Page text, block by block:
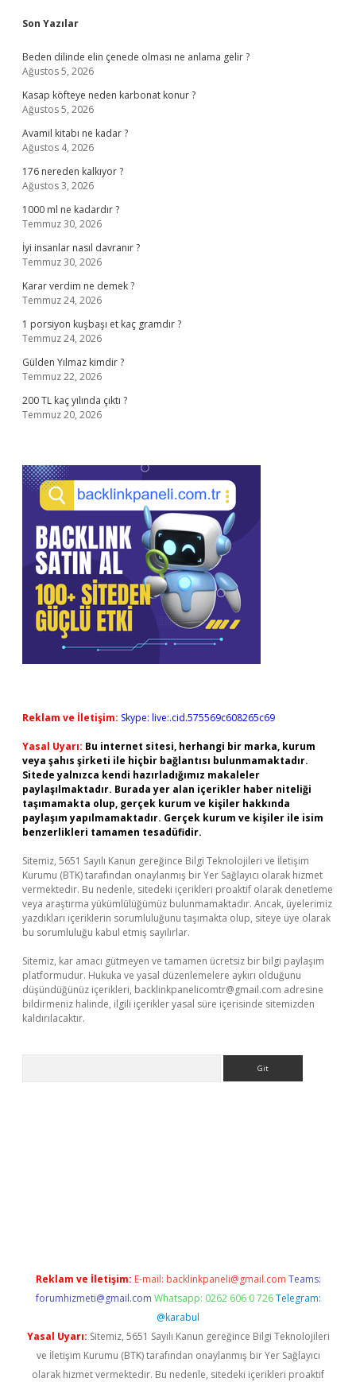
Sidebar
Son Yazılar
Beden dilinde elin çenede olması ne anlama gelir ?
Ağustos 5, 2026
Kasap köfteye neden karbonat konur ?
Ağustos 5, 2026
Avamil kitabı ne kadar ?
Ağustos 4, 2026
176 nereden kalkıyor ?
Ağustos 3, 2026
1000 ml ne kadardır ?
Temmuz 30, 2026
İyi insanlar nasıl davranır ?
Temmuz 30, 2026
Karar verdim ne demek ?
Temmuz 24, 2026
1 porsiyon kuşbaşı et kaç gramdır ?
Temmuz 24, 2026
Gülden Yılmaz kimdir ?
Temmuz 22, 2026
200 TL kaç yılında çıktı ?
Temmuz 20, 2026
Reklam ve İletişim: Skype: live:.cid.575569c608265c69
Yasal Uyarı: Bu internet sitesi, herhangi bir marka, kurum
veya şahıs şirketi ile hiçbir bağlantısı bulunmamaktadır.
Sitede yalnızca kendi hazırladığımız makaleler
paylaşılmaktadır. Burada yer alan içerikler haber niteliği
taşımamakta olup, gerçek kurum ve kişiler hakkında
paylaşım yapılmamaktadır. Gerçek kurum ve kişiler ile isim
benzerlikleri tamamen tesadüfidir.
Sitemiz, 5651 Sayılı Kanun gereğince Bilgi Teknolojileri ve İletişim
Kurumu (BTK) tarafından onaylanmış bir Yer Sağlayıcı olarak hizmet
vermektedir. Bu nedenle, sitedeki içerikleri proaktif olarak denetleme
veya araştırma yükümlülüğümüz bulunmamaktadır. Ancak, üyelerimiz
yazdıkları içeriklerin sorumluluğunu taşımakta olup, siteye üye olarak
bu sorumluluğu kabul etmiş sayılırlar.
Sitemiz, kar amacı gütmeyen ve tamamen ücretsiz bir bilgi paylaşım
platformudur. Hukuka ve yasal düzenlemelere aykırı olduğunu
düşündüğünüz içerikleri, backlinkpanelicomtr@gmail.com adresine
bildirmeniz halinde, ilgili içerikler yasal süre içerisinde sitemizden
kaldırılacaktır.
Reklam ve İletişim: E-mail: backlinkpaneli@gmail.com Teams:
forumhizmeti@gmail.com Whatsapp: 0262 606 0 726 Telegram:
@karabul
Yasal Uyarı: Sitemiz, 5651 Sayılı Kanun gereğince Bilgi Teknolojileri
ve İletişim Kurumu (BTK) tarafından onaylanmış bir Yer Sağlayıcı
olarak hizmet vermektedir. Bu nedenle, sitedeki içerikleri proaktif